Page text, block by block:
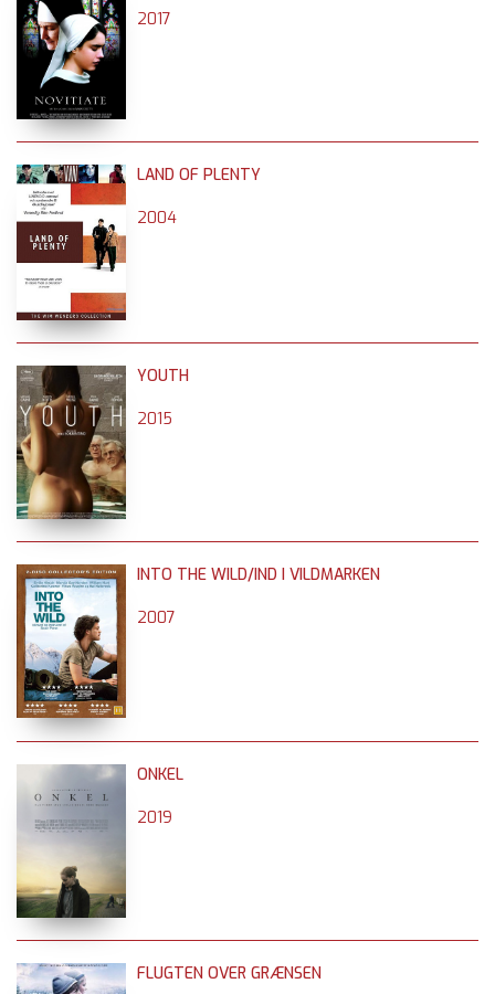
2017
LAND OF PLENTY
2004
YOUTH
2015
INTO THE WILD/IND I VILDMARKEN
2007
ONKEL
2019
FLUGTEN OVER GRÆNSEN